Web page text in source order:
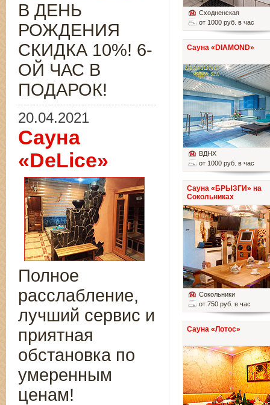
Сходненская
от 1000 руб. в час
Сауна «DIAMOND»
ВДНХ
от 1000 руб. в час
Сауна «БРЫЗГИ» на
Сокольниках
Сокольники
от 750 руб. в час
Сауна «Лотос»
В ДЕНЬ
РОЖДЕНИЯ
СКИДКА 10%! 6-
ОЙ ЧАС В
ПОДАРОК!
20.04.2021
Сауна
«DeLice»
Полное
расслабление,
лучший сервис и
приятная
обстановка по
умеренным
ценам!